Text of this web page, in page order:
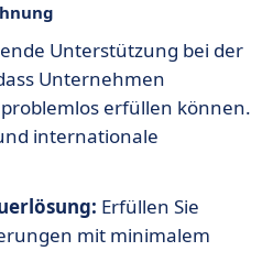
Unterstützung bei der
Unternehmen
erfüllen können.
internationale
Erfüllen Sie
mit minimalem